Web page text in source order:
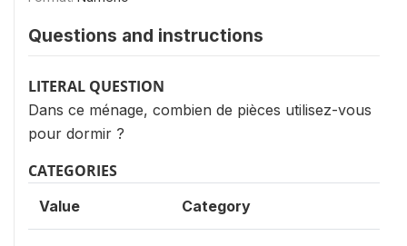
Questions and instructions
LITERAL QUESTION
Dans ce ménage, combien de pièces utilisez-vous
pour dormir ?
CATEGORIES
Value Category